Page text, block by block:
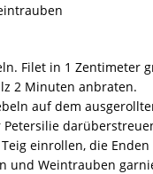
Filet in 1 Zentimeter
2 Minuten anbraten.
auf dem
einrollen, die
und Weintrauben